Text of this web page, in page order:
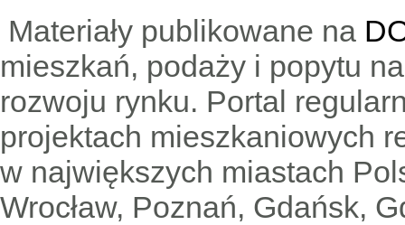
Materiały publikowane na
mieszkań, podaży i popytu
rozwoju rynku. Portal
projektach mieszkaniowych
w największych miastach
Wrocław, Poznań, Gdańsk,